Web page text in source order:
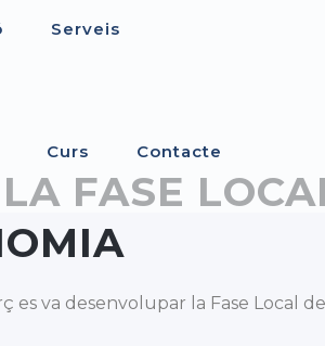
Serveis
Curs Contacte
LA FASE
es va desenvolupar la Fase Local